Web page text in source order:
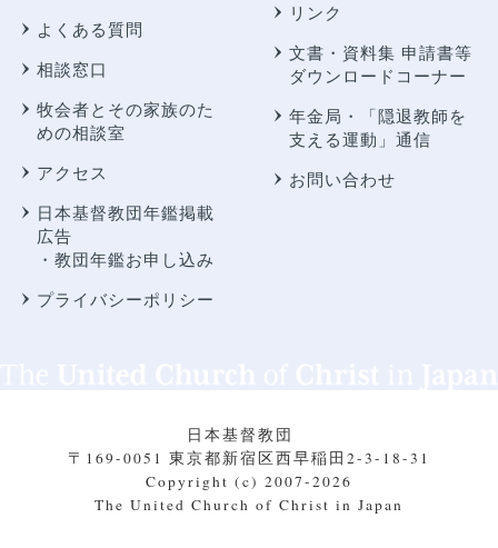
よくある質問
相談窓口
牧会者とその家族のた
めの相談室
アクセス
日本基督教団年鑑掲載
広告
・教団年鑑お申し込み
プライバシーポリシー
リンク
文書・資料集 申請書等
ダウンロードコーナー
年金局・
「隠退教師を
支える運動」通信
お問い合わせ
日本基督教団
〒169-0051 東京都新宿区西早稲田2-3-18-31
Copyright (c) 2007-2026
The United Church of Christ in Japan